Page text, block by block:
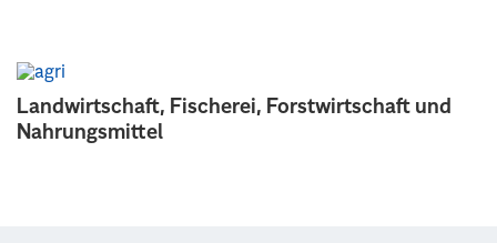
Landwirtschaft, Fischerei, Forstwirtschaft und
Nahrungsmittel